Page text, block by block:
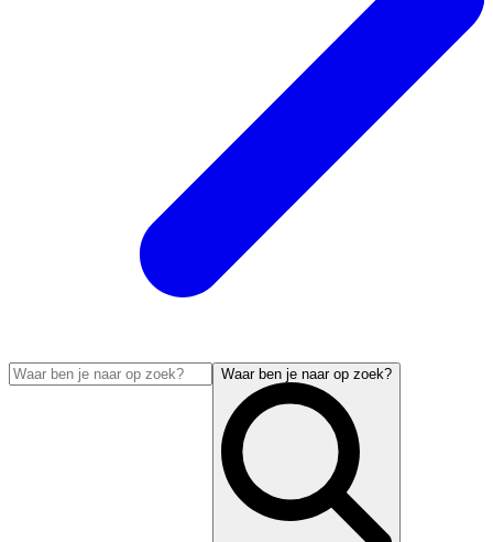
Waar ben je naar op zoek?